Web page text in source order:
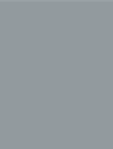
verwendeten
System auf